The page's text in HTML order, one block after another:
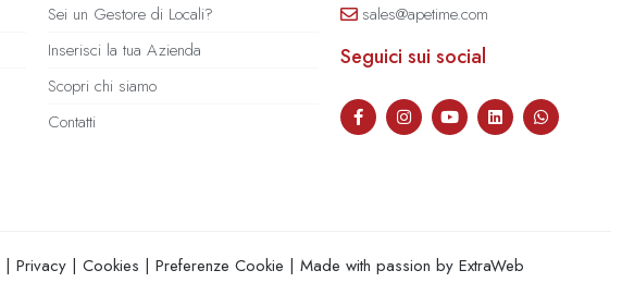
Sei un Gestore di Locali?
Inserisci la tua Azienda
Scopri chi siamo
Contatti
sales@apetime.com
Seguici sui social
| Privacy | Cookies | Preferenze Cookie | Made with passion by ExtraWeb